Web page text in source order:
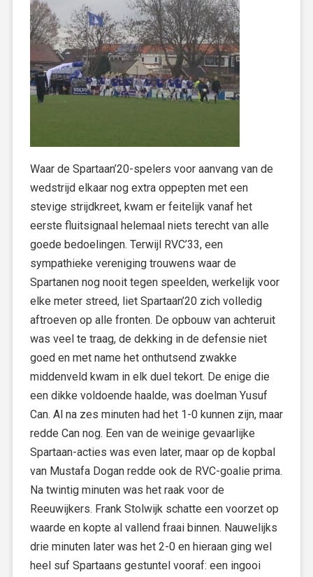
Waar de Spartaan’20-spelers voor aanvang van de
wedstrijd elkaar nog extra oppepten met een
stevige strijdkreet, kwam er feitelijk vanaf het
eerste fluitsignaal helemaal niets terecht van alle
goede bedoelingen. Terwijl RVC’33, een
sympathieke vereniging trouwens waar de
Spartanen nog nooit tegen speelden, werkelijk voor
elke meter streed, liet Spartaan’20 zich volledig
aftroeven op alle fronten. De opbouw van achteruit
was veel te traag, de dekking in de defensie niet
goed en met name het onthutsend zwakke
middenveld kwam in elk duel tekort. De enige die
een dikke voldoende haalde, was doelman Yusuf
Can. Al na zes minuten had het 1-0 kunnen zijn, maar
redde Can nog. Een van de weinige gevaarlijke
Spartaan-acties was even later, maar op de kopbal
van Mustafa Dogan redde ook de RVC-goalie prima.
Na twintig minuten was het raak voor de
Reeuwijkers. Frank Stolwijk schatte een voorzet op
waarde en kopte al vallend fraai binnen. Nauwelijks
drie minuten later was het 2-0 en hieraan ging wel
heel suf Spartaans gestuntel vooraf: een ingooi